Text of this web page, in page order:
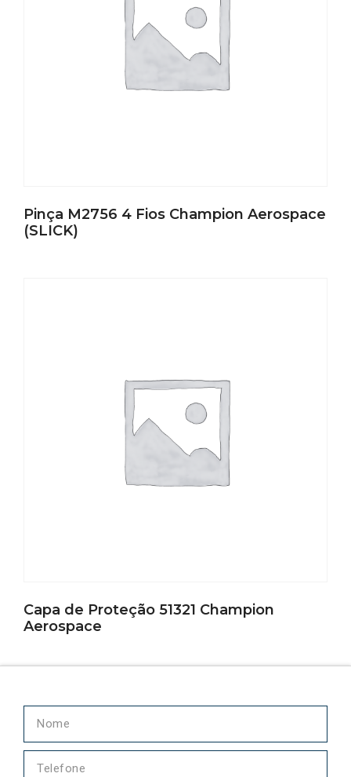
Pinça M2756 4 Fios Champion Aerospace
(SLICK)
Capa de Proteção 51321 Champion
Aerospace